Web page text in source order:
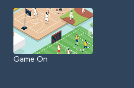
Game On